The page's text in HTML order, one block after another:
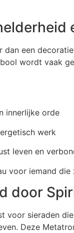
dan een
wordt vaak
innerlijke orde
werk
leven en
voor iemand
door
voor sieraden
Deze